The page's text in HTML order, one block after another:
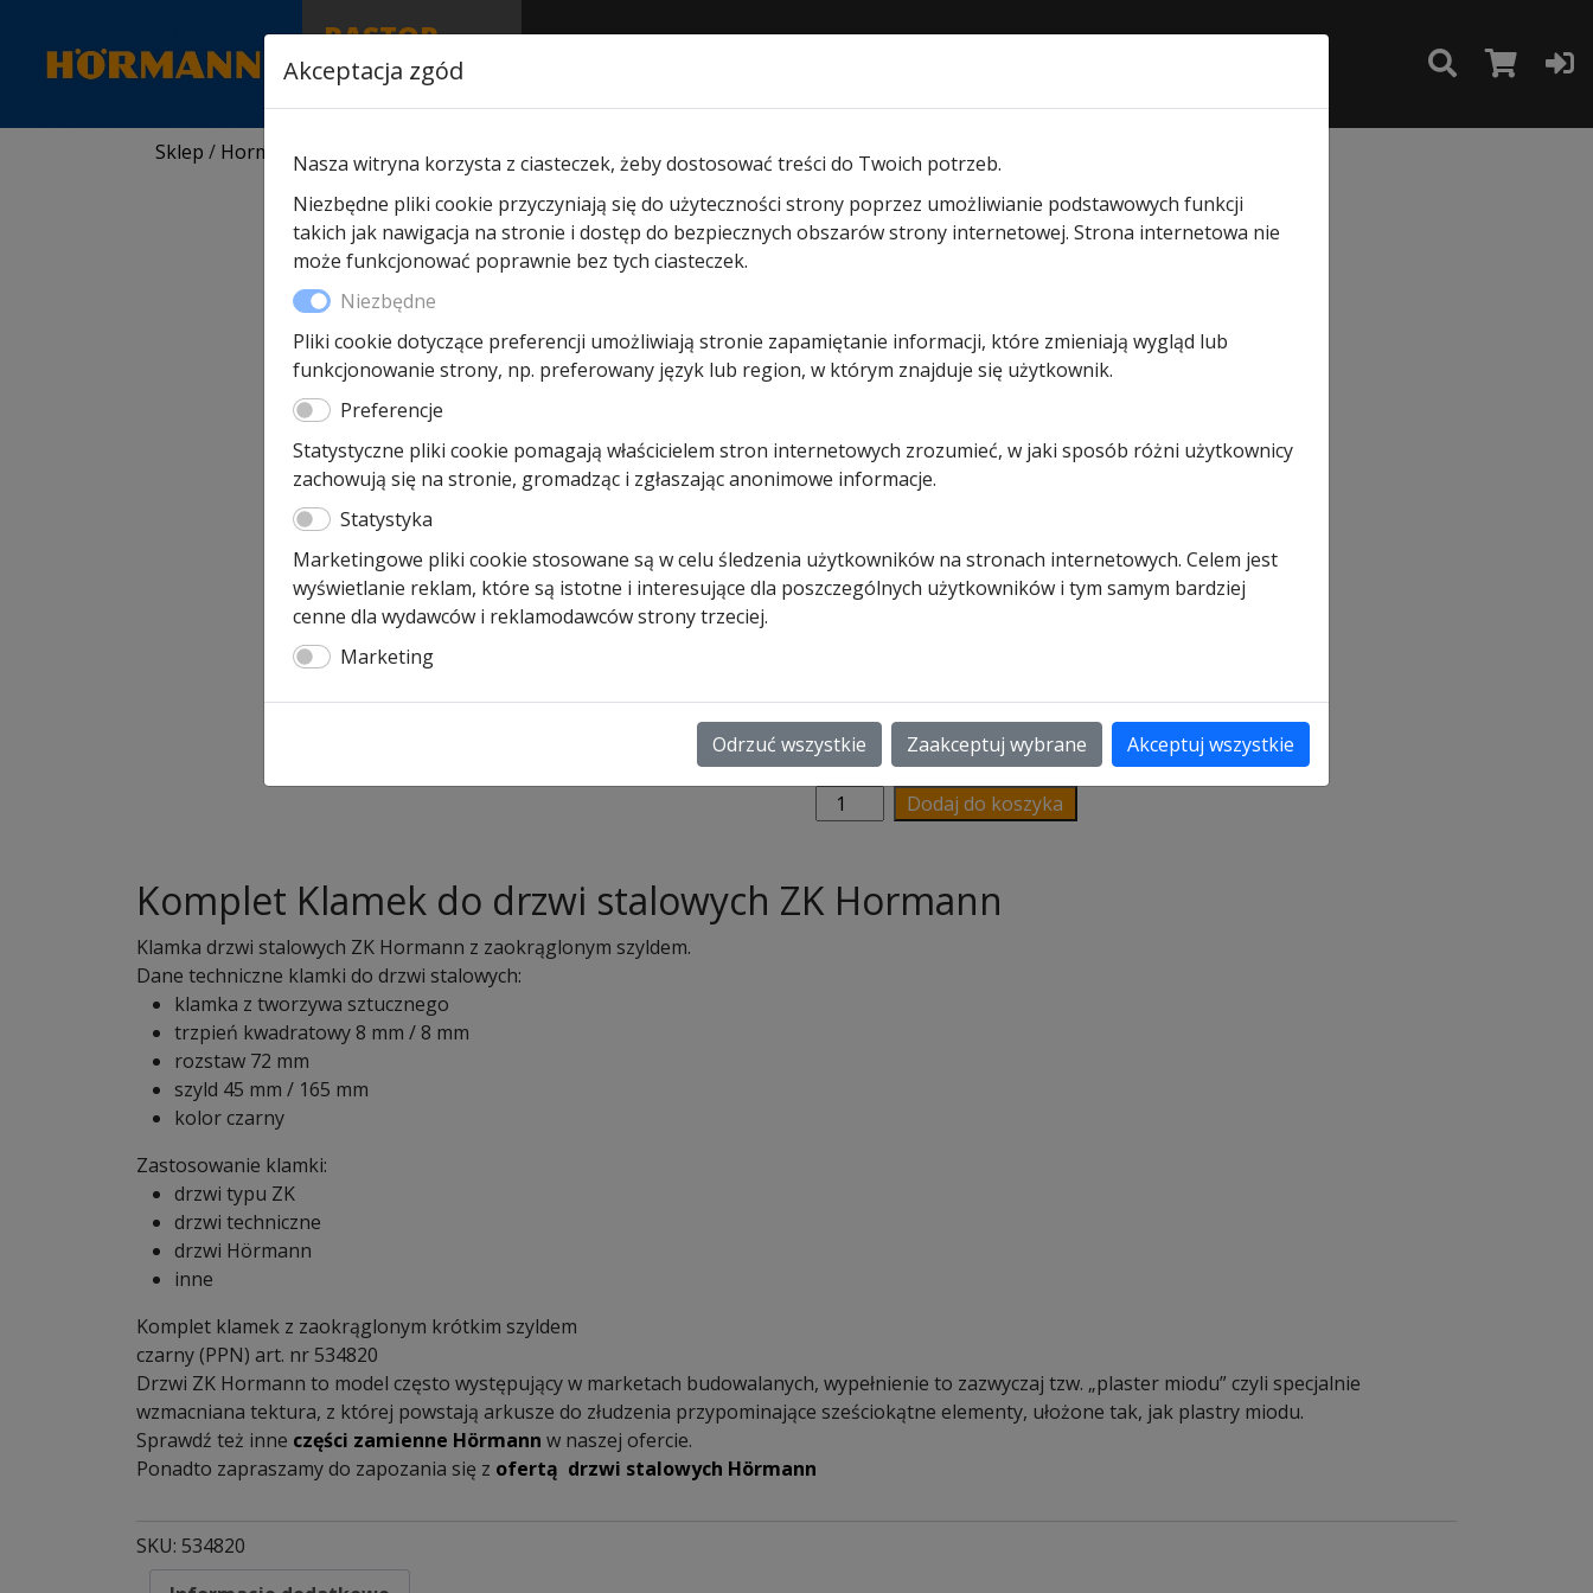
RASTOR
AUTORYZOWANY
PARTNER & SERWIS
Sklep / Hormann części zamienne Do drzwi wewnętrznych / Komplet Klamek drzwi stalowych ZK Hormann z zaokrąglonym szyldem
Komplet
drzwi
ZK
zaokrąglonym
39,00zł
Na stanie (może być zamówiony)
ilość
Komplet
drzwi
stalowych
Dodaj do koszyka
Komplet Klamek do drzwi stalowych ZK Hormann
Klamka drzwi stalowych ZK Hormann z zaokrąglonym szyldem.
Dane techniczne klamki do drzwi stalowych:
klamka z tworzywa sztucznego
trzpień kwadratowy 8 mm / 8 mm
rozstaw 72 mm
szyld 45 mm / 165 mm
kolor czarny
Zastosowanie klamki:
drzwi typu ZK
drzwi techniczne
drzwi Hörmann
inne
Komplet klamek z zaokrąglonym krótkim szyldem
czarny (PPN) art. nr 534820
Drzwi ZK Hormann to model często występujący w marketach budowalanych, wypełnienie to zazwyczaj tzw. „plaster miodu” czyli specjalnie
wzmacniana tektura, z której powstają arkusze do złudzenia przypominające sześciokątne elementy, ułożone tak, jak plastry miodu.
Sprawdź też inne części zamienne Hörmann w naszej ofercie.
Ponadto zapraszamy do zapozania się z ofertą drzwi stalowych Hörmann
SKU: 534820
Akceptacja zgód
Nasza witryna korzysta z ciasteczek, żeby dostosować treści do Twoich potrzeb.
Niezbędne pliki cookie przyczyniają się do użyteczności strony poprzez umożliwianie podstawowych funkcji
takich jak nawigacja na stronie i dostęp do bezpiecznych obszarów strony internetowej. Strona internetowa nie
może funkcjonować poprawnie bez tych ciasteczek.
Niezbędne
Pliki cookie dotyczące preferencji umożliwiają stronie zapamiętanie informacji, które zmieniają wygląd lub
funkcjonowanie strony, np. preferowany język lub region, w którym znajduje się użytkownik.
Preferencje
Statystyczne pliki cookie pomagają właścicielem stron internetowych zrozumieć, w jaki sposób różni użytkownicy
zachowują się na stronie, gromadząc i zgłaszając anonimowe informacje.
Statystyka
Marketingowe pliki cookie stosowane są w celu śledzenia użytkowników na stronach internetowych. Celem jest
wyświetlanie reklam, które są istotne i interesujące dla poszczególnych użytkowników i tym samym bardziej
cenne dla wydawców i reklamodawców strony trzeciej.
Marketing
Odrzuć wszystkie Zaakceptuj wybrane Akceptuj wszystkie